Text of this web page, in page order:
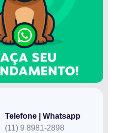
Telefone | Whatsapp
(11) 9 8981-2898